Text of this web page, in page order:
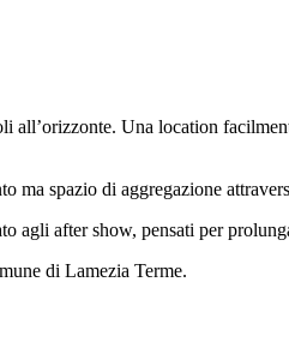
Una location
ma spazio di aggregazione
agli after show, pensati per
di Lamezia Terme.